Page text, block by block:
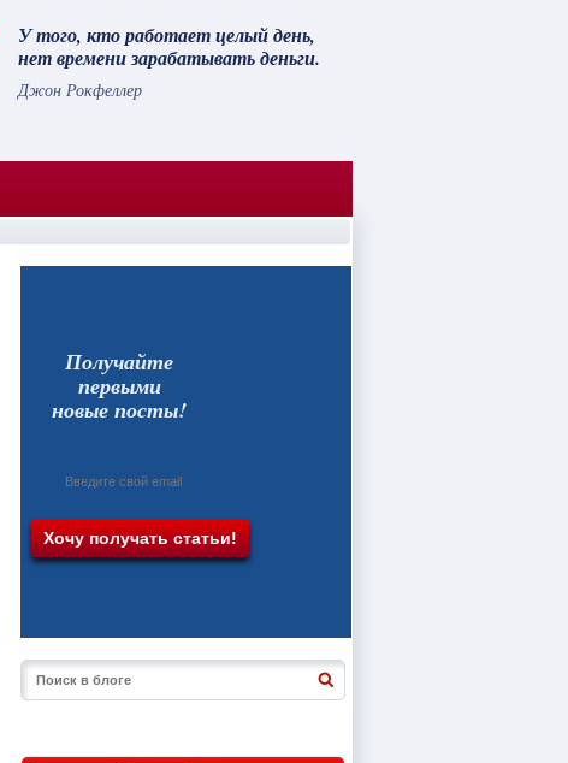
У того, кто работает целый день,
нет времени зарабатывать деньги.
Джон Рокфеллер
Получайте
первыми
новые посты!